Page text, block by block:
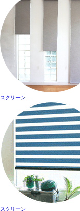
スクリーン
スクリーン